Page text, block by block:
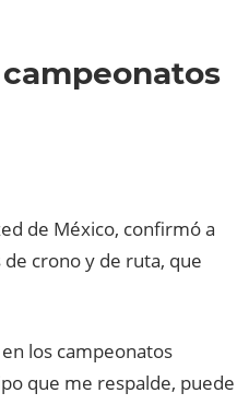
de México, confirmó a
de crono y de ruta, que
los campeonatos
que me respalde, puede